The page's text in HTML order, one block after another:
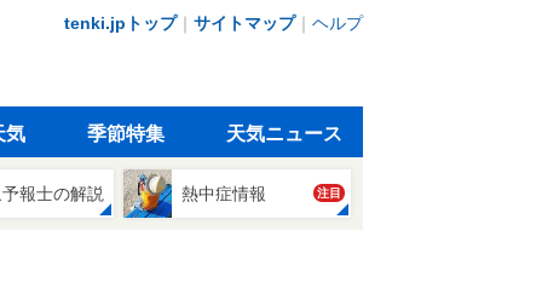
tenki.jpトップ｜ サイトマップ｜ ヘルプ
気 季節特集 天気ニュース
報士の解説 熱中症情報 注目